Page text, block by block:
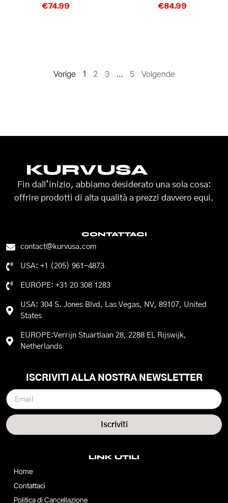
€74.99 €84.99
Vorige 1 2 3 … 5 Volgende
KURVUSA
Fin dall’inizio, abbiamo desiderato una sola cosa:
offrire prodotti di alta qualità a prezzi davvero equi.
CONTATTACI
contact@kurvusa.com
USA: +1 (205) 961-4873
EUROPE: +31 20 308 1283
USA: 304 S. Jones Blvd, Las Vegas, NV, 89107, United
States
EUROPE:Verrijn Stuartlaan 28, 2288 EL Rijswijk,
Netherlands
LINK UTILI
Home
Contattaci
Politica di Cancellazione
ISCRIVITI ALLA NOSTRA NEWSLETTER
Iscriviti